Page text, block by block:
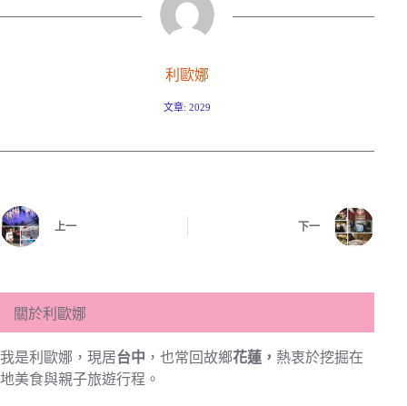
利歐娜
文章: 2029
上一 下一
關於利歐娜
我是利歐娜，現居台中 ，也常回故鄉花蓮， 熱衷於挖掘在
地美食與親子旅遊行程。